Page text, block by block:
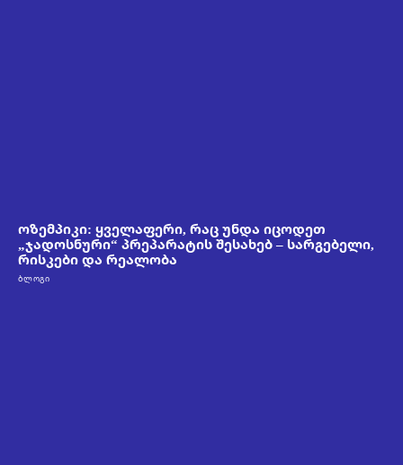
ოზემპიკი: ყველაფერი, რაც უნდა იცოდეთ
„ჯადოსნური“ პრეპარატის შესახებ – სარგებელი,
რისკები და რეალობა
ᲑᲚᲝᲒᲘ